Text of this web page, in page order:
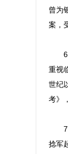
曾为
案，
6、
重视
世纪
考》
7、
捻军